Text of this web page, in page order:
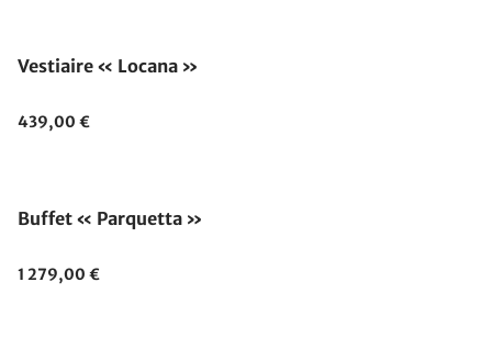
Vestiaire « Locana »
439,00 €
Buffet « Parquetta »
1 279,00 €